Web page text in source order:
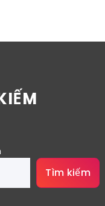
Tìm kiếm